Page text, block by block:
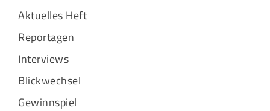
Aktuelles Heft
Reportagen
Interviews
Blickwechsel
Gewinnspiel